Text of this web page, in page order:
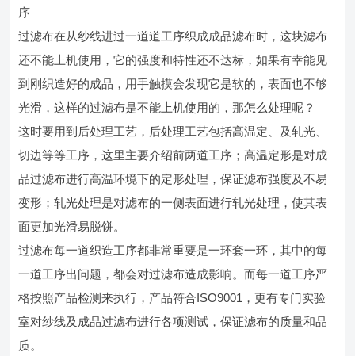
序
过滤布在从纱线进过一道道工序织成成品滤布时，这块滤布
还不能上机使用，它的强度和特性还不达标，如果有幸能见
到刚织造好的成品，用手触摸会发现它是软的，表面也不够
光滑，这样的过滤布是不能上机使用的，那怎么处理呢？
这时要用到后处理工艺，后处理工艺包括高温定、及轧光、
切边等等工序，这里主要介绍前两道工序；高温定形是对成
品过滤布进行高温环境下的定形处理，保证滤布强度及不易
变形；轧光处理是对滤布的一侧表面进行轧光处理，使其表
面更加光滑易脱饼。
过滤布每一道织造工序都非常重要是一环套一环，其中的每
一道工序出问题，都会对过滤布造成影响。而每一道工序严
格按照产品检测来执行，产品符合ISO9001，更有专门实验
室对纱线及成品过滤布进行各项测试，保证滤布的质量和品
质。